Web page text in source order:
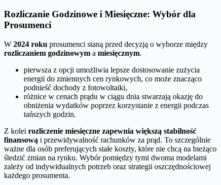
Rozliczanie Godzinowe i Miesięczne: Wybór dla
Prosumenci
W 2024 roku prosumenci staną przed decyzją o wyborze między
rozliczaniem godzinowym a miesięcznym.
pierwsza z opcji umożliwia lepsze dostosowanie zużycia
energii do zmiennych cen rynkowych, co może znacząco
podnieść dochody z fotowoltaiki,
różnice w cenach prądu w ciągu dnia stwarzają okazję do
obniżenia wydatków poprzez korzystanie z energii podczas
tańszych godzin.
Z kolei rozliczenie miesięczne zapewnia większą stabilność
finansową i przewidywalność rachunków za prąd. To szczególnie
ważne dla osób preferujących stałe koszty, które nie chcą na bieżąco
śledzić zmian na rynku. Wybór pomiędzy tymi dwoma modelami
zależy od indywidualnych potrzeb oraz strategii oszczędnościowej
każdego prosumenta.